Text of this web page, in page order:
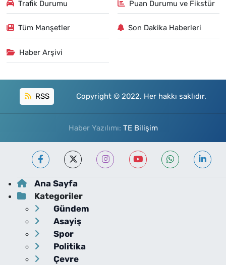
Trafik Durumu Puan Durumu ve Fikstür
Tüm Manşetler Son Dakika Haberleri
Haber Arşivi
RSS Copyright © 2022. Her hakkı saklıdır.
Haber Yazılımı: TE Bilişim
Ana Sayfa
Kategoriler
Gündem
Asayiş
Spor
Politika
Çevre